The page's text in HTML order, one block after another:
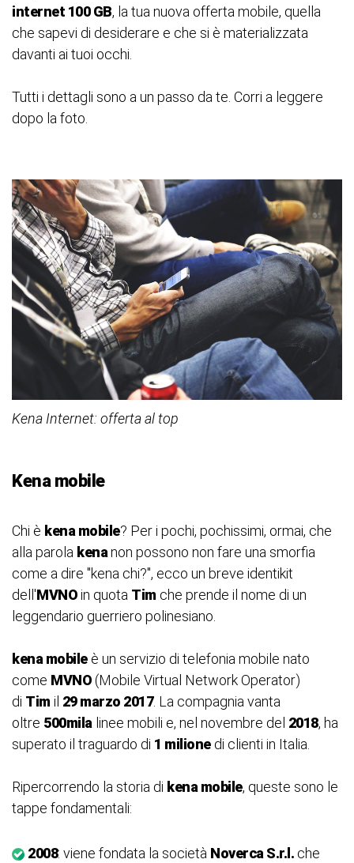
internet 100 GB, la tua nuova offerta mobile, quella
che sapevi di desiderare e che si è materializzata
davanti ai tuoi occhi.
Tutti i dettagli sono a un passo da te. Corri a leggere
dopo la foto.
Kena Internet: offerta al top
Kena mobile
Chi è kena mobile? Per i pochi, pochissimi, ormai, che
alla parola kenanon possono non fare una smorfia
come a dire "kena chi?", ecco un breve identikit
dell'MVNOin quota Tim che prende il nome di un
leggendario guerriero polinesiano.
kena mobileè un servizio di telefonia mobile nato
come MVNO (Mobile Virtual Network Operator)
di Tim il 29 marzo 2017. La compagnia vanta
oltre 500mila linee mobili e, nel novembre del 2018, ha
superato il traguardo di 1 milionedi clienti in Italia.
Ripercorrendo la storia di kena mobile, queste sono le
tappe fondamentali:
2008: viene fondata la società Noverca S.r.l. che